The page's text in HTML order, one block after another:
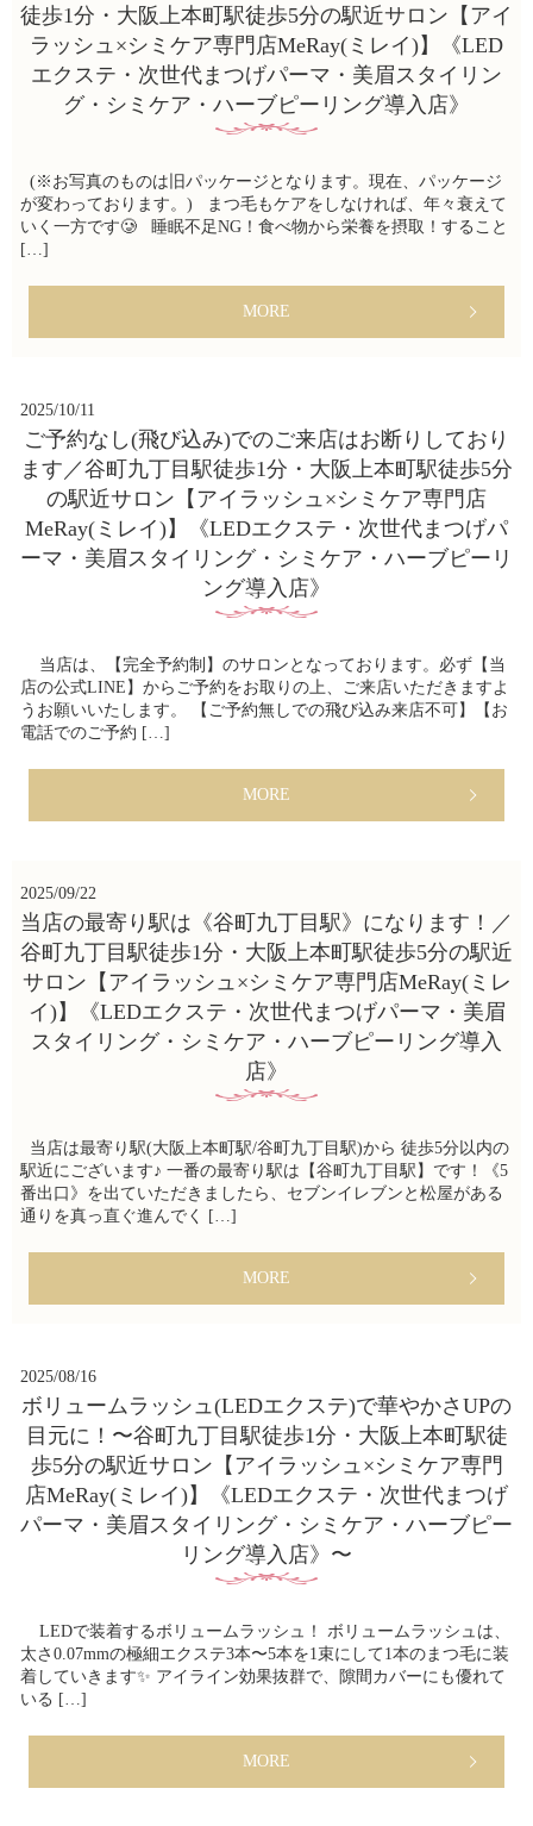
徒歩1分・大阪上本町駅徒歩5分の駅近サロン【アイ
ラッシュ×シミケア専門店MeRay(ミレイ)】《LED
エクステ・次世代まつげパーマ・美眉スタイリン
グ・シミケア・ハーブピーリング導入店》
(※お写真のものは旧パッケージとなります。現在、パッケージ
が変わっております。) まつ毛もケアをしなければ、年々衰えて
いく一方です🥲 睡眠不足NG！食べ物から栄養を摂取！すること
[…]
MORE
2025/10/11
ご予約なし(飛び込み)でのご来店はお断りしており
ます／谷町九丁目駅徒歩1分・大阪上本町駅徒歩5分
の駅近サロン【アイラッシュ×シミケア専門店
MeRay(ミレイ)】《LEDエクステ・次世代まつげパ
ーマ・美眉スタイリング・シミケア・ハーブピーリ
ング導入店》
当店は、【完全予約制】のサロンとなっております。必ず【当
店の公式LINE】からご予約をお取りの上、ご来店いただきますよ
うお願いいたします。 【ご予約無しでの飛び込み来店不可】【お
電話でのご予約 […]
MORE
2025/09/22
当店の最寄り駅は《谷町九丁目駅》になります！／
谷町九丁目駅徒歩1分・大阪上本町駅徒歩5分の駅近
サロン【アイラッシュ×シミケア専門店MeRay(ミレ
イ)】《LEDエクステ・次世代まつげパーマ・美眉
スタイリング・シミケア・ハーブピーリング導入
店》
当店は最寄り駅(大阪上本町駅/谷町九丁目駅)から 徒歩5分以内の
駅近にございます♪ 一番の最寄り駅は【谷町九丁目駅】です！《5
番出口》を出ていただきましたら、セブンイレブンと松屋がある
通りを真っ直ぐ進んでく […]
MORE
2025/08/16
ボリュームラッシュ(LEDエクステ)で華やかさUPの
目元に！〜谷町九丁目駅徒歩1分・大阪上本町駅徒
歩5分の駅近サロン【アイラッシュ×シミケア専門
店MeRay(ミレイ)】《LEDエクステ・次世代まつげ
パーマ・美眉スタイリング・シミケア・ハーブピー
リング導入店》〜
LEDで装着するボリュームラッシュ！ ボリュームラッシュは、
太さ0.07mmの極細エクステ3本〜5本を1束にして1本のまつ毛に装
着していきます✨ アイライン効果抜群で、隙間カバーにも優れて
いる […]
MORE